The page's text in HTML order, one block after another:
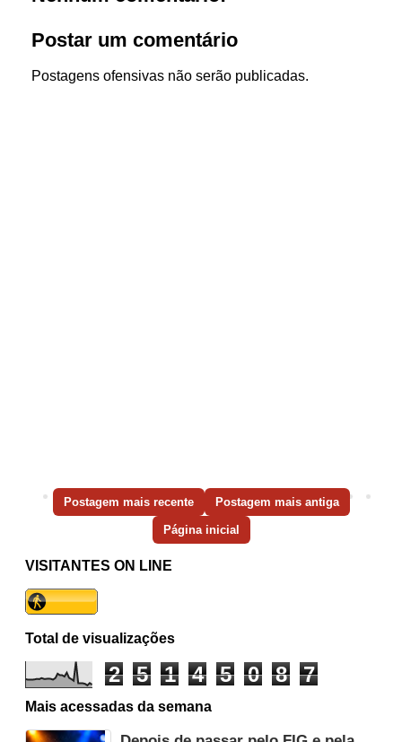
Postar um comentário
Postagens ofensivas não serão publicadas.
Postagem mais recente Postagem mais antiga
Página inicial
VISITANTES ON LINE
Total de visualizações
2 5 1 4 5 0 8 7
Mais acessadas da semana